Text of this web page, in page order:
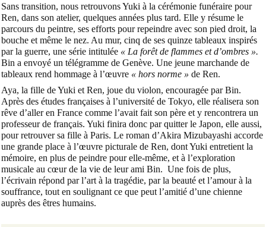
Sans transition, nous retrouvons Yuki à la cérémonie funéraire pour
Ren, dans son atelier, quelques années plus tard. Elle y résume le
parcours du peintre, ses efforts pour repeindre avec son pied droit, la
bouche et même le nez. Au mur, cinq de ses quinze tableaux inspirés
par la guerre, une série intitulée « La forêt de flammes et d’ombres ».
Bin a envoyé un télégramme de Genève. Une jeune marchande de
tableaux rend hommage à l’œuvre « hors norme » de Ren.
Aya, la fille de Yuki et Ren, joue du violon, encouragée par Bin.
Après des études françaises à l’université de Tokyo, elle réalisera son
rêve d’aller en France comme l’avait fait son père et y rencontrera un
professeur de français. Yuki finira donc par quitter le Japon, elle aussi,
pour retrouver sa fille à Paris. Le roman d’Akira Mizubayashi accorde
une grande place à l’œuvre picturale de Ren, dont Yuki entretient la
mémoire, en plus de peindre pour elle-même, et à l’exploration
musicale au cœur de la vie de leur ami Bin. Une fois de plus,
l’écrivain répond par l’art à la tragédie, par la beauté et l’amour à la
souffrance, tout en soulignant ce que peut l’amitié d’une chienne
auprès des êtres humains.